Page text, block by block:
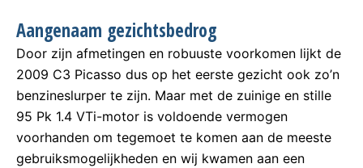
Aangenaam gezichtsbedrog
Door zijn afmetingen en robuuste voorkomen lijkt de
2009 C3 Picasso dus op het eerste gezicht ook zo’n
benzineslurper te zijn. Maar met de zuinige en stille
95 Pk 1.4 VTi-motor is voldoende vermogen
voorhanden om tegemoet te komen aan de meeste
gebruiksmogelijkheden en wij kwamen aan een